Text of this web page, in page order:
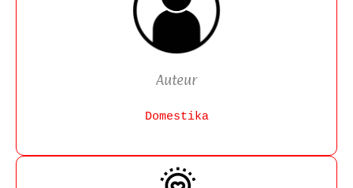
Auteur
Domestika